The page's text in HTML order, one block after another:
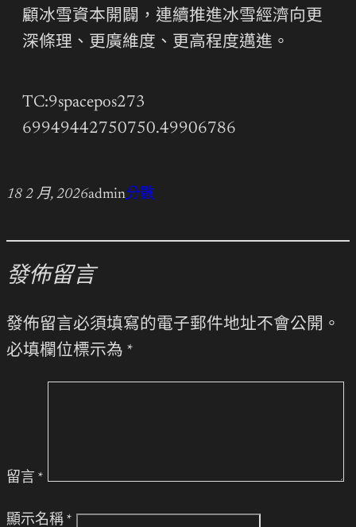
顧冰雪資本開闢，連續推進冰雪經濟向更
深條理、更廣維度、更高程度邁進。
TC:9spacepos273
69949442750750.49906786
18 2 月, 2026admin分數
發佈留言
發佈留言必須填寫的電子郵件地址不會公開。
必填欄位標示為 *
留言 *
顯示名稱 *